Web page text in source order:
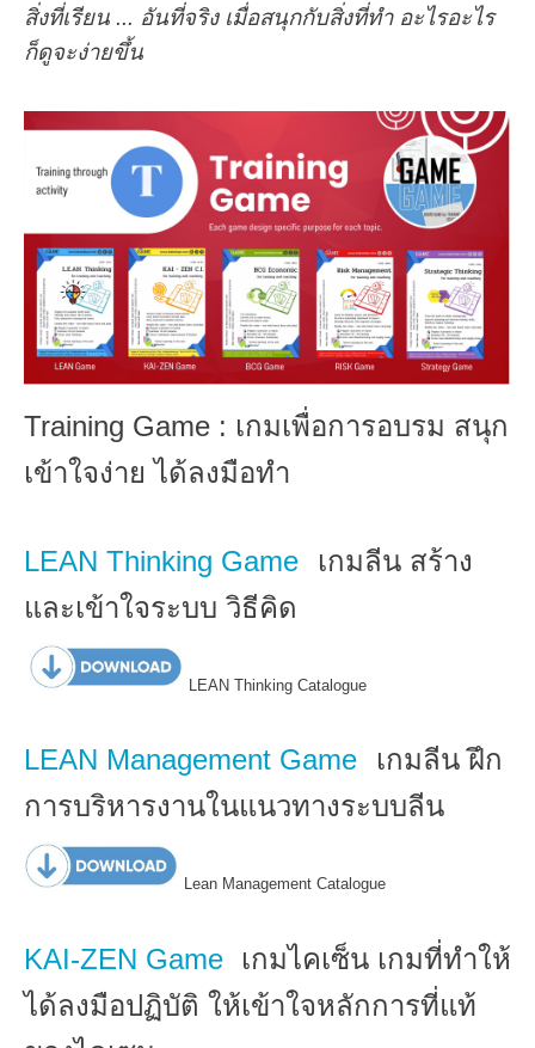
สิ่งที่เรียน ... อันที่จริง เมื่อสนุกกับสิ่งที่ทำ อะไรอะไร
ก็ดูจะง่ายขึ้น
Training Game : เกมเพื่อการอบรม สนุก
เข้าใจง่าย ได้ลงมือทำ
LEAN Thinking Game
เกมลีน สร้าง
และเข้าใจระบบ วิธีคิด
LEAN Thinking Catalogue
LEAN Management Game
เกมลีน ฝึก
การบริหารงานในแนวทางระบบลีน
Lean Management Catalogue
KAI-ZEN Game
เกมไคเซ็น เกมที่ทำให้
ได้ลงมือปฏิบัติ ให้เข้าใจหลักการที่แท้